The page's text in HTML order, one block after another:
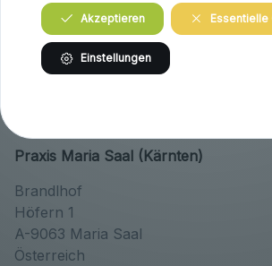
Praxis Maria Saal (Kärnten)
Brandlhof
Höfern 1
A-9063 Maria Saal
Österreich
Akzeptieren Essentielle
Einstellungen